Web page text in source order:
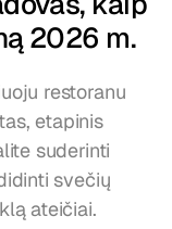
2026 m.
restoranu
etapinis
suderinti
svečių
ateičiai.